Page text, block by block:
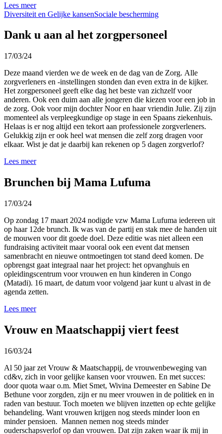
Lees meer
Diversiteit en Gelijke kansenSociale bescherming
Dank u aan al het zorgpersoneel
17/03/24
Deze maand vierden we de week en de dag van de Zorg. Alle
zorgverleners en -instellingen stonden dan even extra in de kijker.
Het zorgpersoneel geeft elke dag het beste van zichzelf voor
anderen. Ook een duim aan alle jongeren die kiezen voor een job in
de zorg. Ook voor mijn dochter Noor en haar vriendin Julie. Zij zijn
momenteel als verpleegkundige op stage in een Spaans ziekenhuis.
Helaas is er nog altijd een tekort aan professionele zorgverleners.
Gelukkig zijn er ook heel wat mensen die zelf zorg dragen voor
elkaar. Wist je dat je daarbij kan rekenen op 5 dagen zorgverlof?
Lees meer
Brunchen bij Mama Lufuma
17/03/24
Op zondag 17 maart 2024 nodigde vzw Mama Lufuma iedereen uit
op haar 12de brunch. Ik was van de partij en stak mee de handen uit
de mouwen voor dit goede doel. Deze editie was niet alleen een
fundraising activiteit maar vooral ook een event dat mensen
samenbracht en nieuwe ontmoetingen tot stand deed komen. De
opbrengst gaat integraal naar het project: het opvanghuis en
opleidingscentrum voor vrouwen en hun kinderen in Congo
(Matadi). 16 maart, de datum voor volgend jaar kunt u alvast in de
agenda zetten.
Lees meer
Vrouw en Maatschappij viert feest
16/03/24
Al 50 jaar zet Vrouw & Maatschappij, de vrouwenbeweging van
cd&v, zich in voor gelijke kansen voor vrouwen. En met succes:
door quota waar o.m. Miet Smet, Wivina Demeester en Sabine De
Bethune voor zorgden, zijn er nu meer vrouwen in de politiek en in
raden van bestuur. Toch moeten we blijven inzetten op echte gelijke
behandeling. Want vrouwen krijgen nog steeds minder loon en
minder pensioen. Mannen nemen nog steeds minder
ouderschapsverlof op dan vrouwen. Dat zijn zaken waar ik mij in